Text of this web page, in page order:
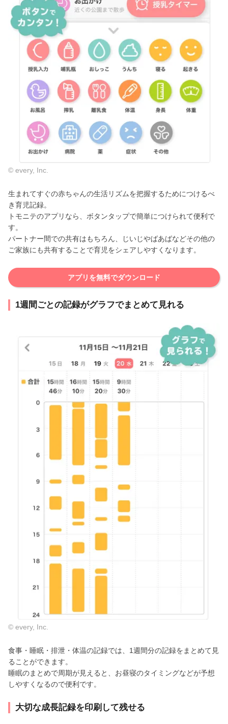
© every, Inc.
生まれてすぐの赤ちゃんの生活リズムを把握するためにつけるべ
き育児記録。
トモニテのアプリなら、ボタンタップで簡単につけられて便利で
す。
パートナー間での共有はもちろん、じいじやばあばなどその他の
ご家族にも共有することで育児をシェアしやすくなります。
アプリを無料でダウンロード
1週間ごとの記録がグラフでまとめて見れる
© every, Inc.
食事・睡眠・排泄・体温の記録では、1週間分の記録をまとめて見
ることができます。
睡眠のまとめで周期が見えると、お昼寝のタイミングなどが予想
しやすくなるので便利です。
大切な成長記録を印刷して残せる